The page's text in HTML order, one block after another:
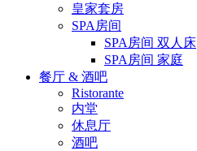
皇家套房
SPA房间
SPA房间 双人床
SPA房间 家庭
餐厅 & 酒吧
Ristorante
内堂
休息厅
酒吧